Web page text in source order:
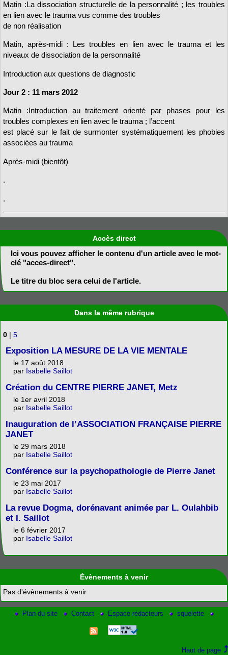
Matin :La dissociation structurelle de la personnalité ; les troubles
en lien avec le trauma vus comme des troubles
de non réalisation
Matin, après-midi : Les troubles en lien avec le trauma et les
niveaux de dissociation de la personnalité
Introduction aux questions de diagnostic
Jour 2 : 11 mars 2012
Matin :Introduction au traitement orienté par phases pour les
troubles complexes en lien avec le trauma ; l’accent
est placé sur le fait de surmonter systématiquement les phobies
associées au trauma
Après-midi (bientôt)
.
.
Accès direct
Ici vous pouvez afficher le contenu d'un article avec le mot-
clé "acces-direct".
Le titre du bloc sera celui de l'article.
Dans la même rubrique
0 | 5
Exposition LA MESURE DE LA VIE MENTALE
le 17 août 2018
par Isabelle Saillot
Création du CENTRE PIERRE JANET, Metz
le 1er avril 2018
par Isabelle Saillot
Inauguration de l’ASSOCIATION FRANÇAISE PIERRE
JANET
le 29 mars 2018
par Isabelle Saillot
Conférence sur la psychopathologie de Pierre Janet
le 23 mai 2017
par Isabelle Saillot
La revue Dogma, dorénavant animée par L. Oulahbib
et I. Saillot
le 6 février 2017
par Isabelle Saillot
Évènements à venir
Pas d'évènements à venir
Plan du site Contact Espace rédacteurs squelette
Haut de page